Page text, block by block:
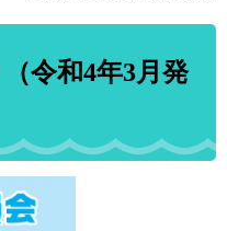
令和4年3月発